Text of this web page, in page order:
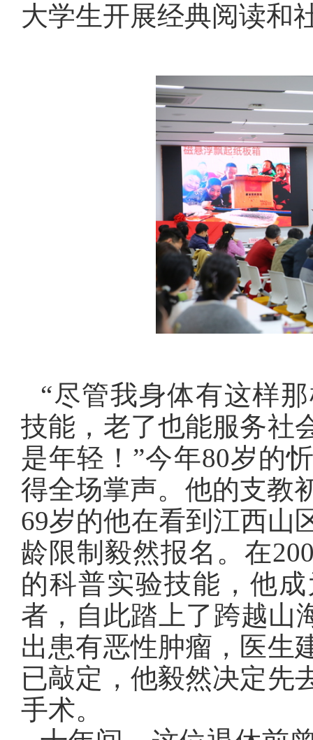
大学生开展经典阅读和
“尽管我身体有这样
技能，老了也能服务社
是年轻！”今年80岁的
得全场掌声。他的支教
69岁的他在看到江西山
龄限制毅然报名。在
的科普实验技能，他
者，自此踏上了跨越山
出患有恶性肿瘤，医生
已敲定，他毅然决定先
手术。